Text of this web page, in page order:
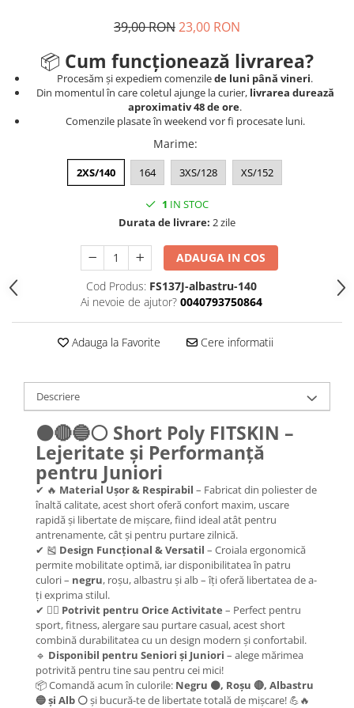
39,00 RON23,00 RON
📦 Cum funcționează livrarea?
Procesăm și expediem comenzilede luni până vineri.
Din momentul în care coletul ajunge la curier, livrarea durează
aproximativ 48 de ore.
Comenzile plasate în weekend vor fi procesate luni.
Marime:
2XS/140 164 3XS/128 XS/152
1 IN STOC
Durata de livrare: 2 zile
ADAUGA IN COS
Cod Produs: FS137J-albastru-140
Ai nevoie de ajutor? 0040793750864
Adauga la Favorite Cere informatii
Descriere
⚫🔴🔵⚪ Short Poly FITSKIN –
Lejeritate și Performanță
pentru Juniori
✔ 🔥 Material Ușor & Respirabil – Fabricat din poliester de
înaltă calitate, acest short oferă confort maxim, uscare
rapidă și libertate de mișcare, fiind ideal atât pentru
antrenamente, cât și pentru purtare zilnică.
✔ 🎽 Design Funcțional & Versatil – Croiala ergonomică
permite mobilitate optimă, iar disponibilitatea în patru
culori – negru, roșu, albastru și alb – îți oferă libertatea de a-
ți exprima stilul.
✔ 🏃‍♂️ Potrivit pentru Orice Activitate – Perfect pentru
sport, fitness, alergare sau purtare casual, acest short
combină durabilitatea cu un design modern și confortabil.
🔹 Disponibil pentru Seniori și Juniori – alege mărimea
potrivită pentru tine sau pentru cei mici!
📦 Comandă acum în culorile: Negru ⚫, Roșu 🔴, Albastru
🔵 și Alb ⚪și bucură-te de libertate totală de mișcare! 💪🔥